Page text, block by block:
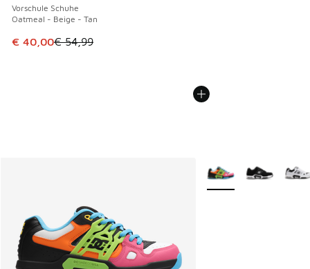
Vorschule Schuhe
Oatmeal - Beige - Tan
Dieser Artikel ist im Sale. Der Preis ist von € 54,99 auf €
€ 40,00€ 54,99
Weitere Farben